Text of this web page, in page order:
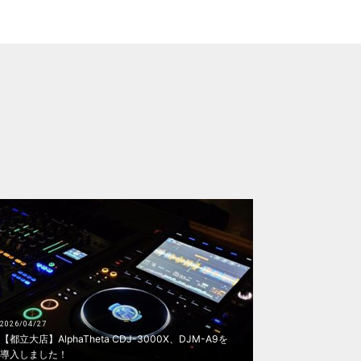
2026/04/27
【都立大店】AlphaTheta CDJ-3000X、DJM-A9を
導入しました！